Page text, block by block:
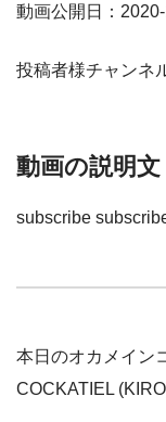
動画公開日：
投稿者様チャンネ
動画の説明文
subscribe
本日のオカメイン
COCKATIEL